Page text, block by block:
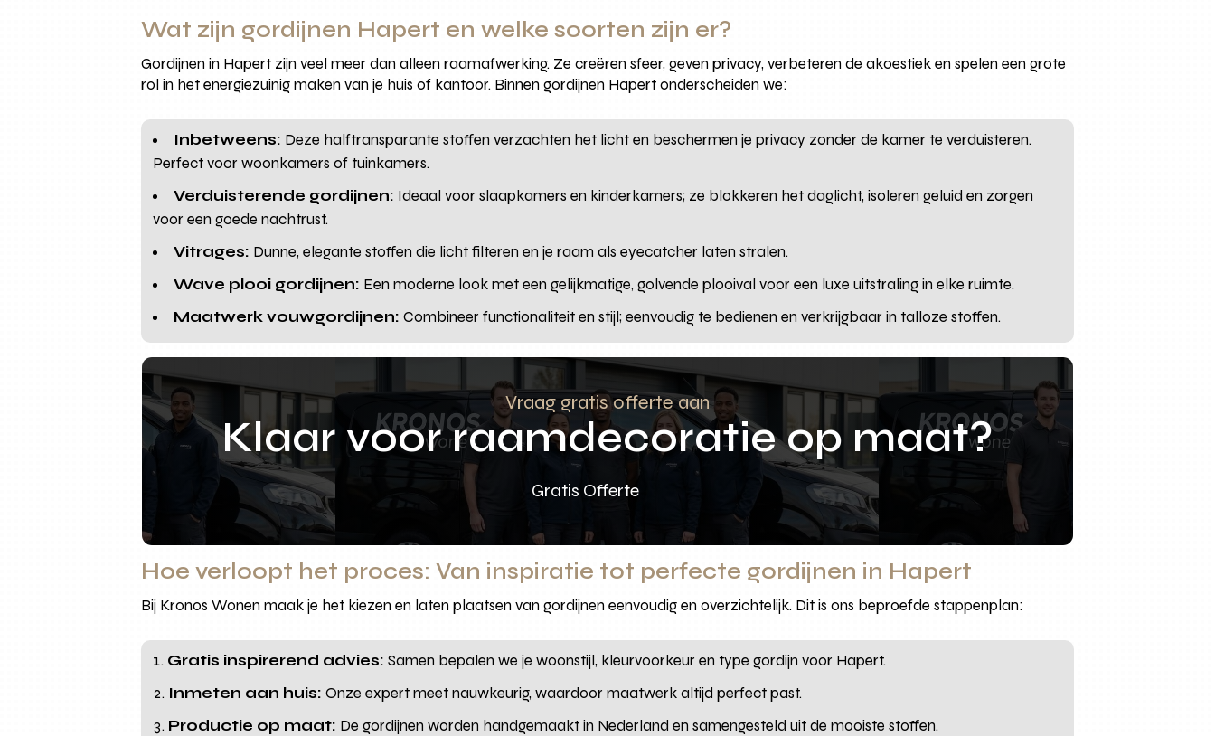
Wat zijn gordijnen Hapert en welke soorten zijn er?
Gordijnen in Hapert zijn veel meer dan alleen raamafwerking. Ze creëren sfeer, geven privacy, verbeteren de akoestiek en spelen een grote
rol in het energiezuinig maken van je huis of kantoor. Binnen gordijnen Hapert onderscheiden we:
Inbetweens: Deze halftransparante stoffen verzachten het licht en beschermen je privacy zonder de kamer te verduisteren.
Perfect voor woonkamers of tuinkamers.
Verduisterende gordijnen: Ideaal voor slaapkamers en kinderkamers; ze blokkeren het daglicht, isoleren geluid en zorgen
voor een goede nachtrust.
Vitrages: Dunne, elegante stoffen die licht filteren en je raam als eyecatcher laten stralen.
Wave plooi gordijnen: Een moderne look met een gelijkmatige, golvende plooival voor een luxe uitstraling in elke ruimte.
Maatwerk vouwgordijnen: Combineer functionaliteit en stijl; eenvoudig te bedienen en verkrijgbaar in talloze stoffen.
Vraag gratis offerte aan
Klaar voor raamdecoratie op maat?
Gratis Offerte
Hoe verloopt het proces: Van inspiratie tot perfecte gordijnen in Hapert
Bij Kronos Wonen maak je het kiezen en laten plaatsen van gordijnen eenvoudig en overzichtelijk. Dit is ons beproefde stappenplan:
Gratis inspirerend advies: Samen bepalen we je woonstijl, kleurvoorkeur en type gordijn voor Hapert.
Inmeten aan huis: Onze expert meet nauwkeurig, waardoor maatwerk altijd perfect past.
Productie op maat: De gordijnen worden handgemaakt in Nederland en samengesteld uit de mooiste stoffen.